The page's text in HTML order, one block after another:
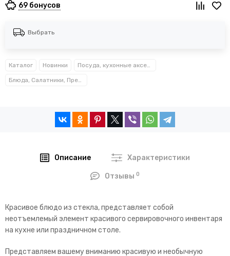
69 бонусов
Выбрать
Каталог Новинки Посуда, кухонные аксессуары и принадлежности TM Kamille TM Ofenbach
Блюда, Салатники, Предметы сервировки Kamille™
Описание Характеристики
Отзывы0
Красивое блюдо из стекла, представляет собой
неотъемлемый элемент красивого сервировочного инвентаря
на кухне или праздничном столе.
Представляем вашему вниманию красивую и необычную